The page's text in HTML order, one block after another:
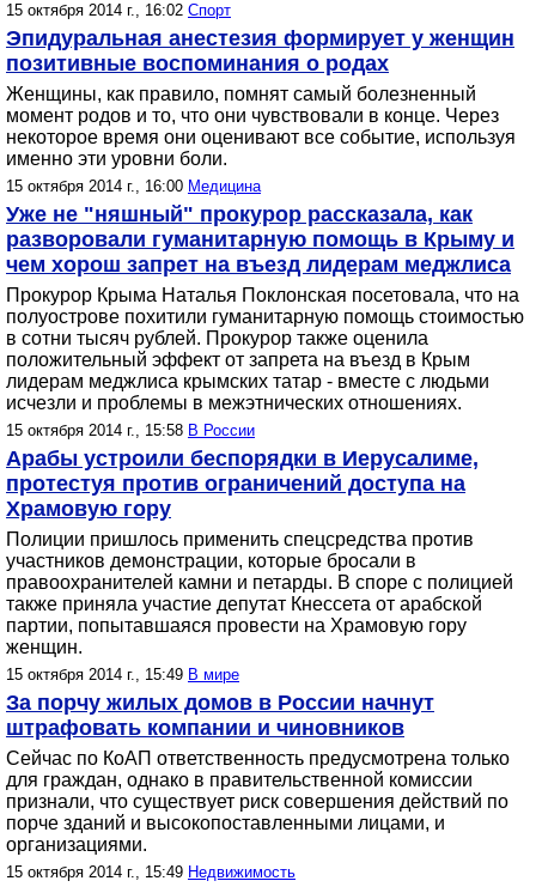
15 октября 2014 г., 16:02 Спорт
Эпидуральная анестезия формирует у женщин
позитивные воспоминания о родах
Женщины, как правило, помнят самый болезненный
момент родов и то, что они чувствовали в конце. Через
некоторое время они оценивают все событие, используя
именно эти уровни боли.
15 октября 2014 г., 16:00 Медицина
Уже не "няшный" прокурор рассказала, как
разворовали гуманитарную помощь в Крыму и
чем хорош запрет на въезд лидерам меджлиса
Прокурор Крыма Наталья Поклонская посетовала, что на
полуострове похитили гуманитарную помощь стоимостью
в сотни тысяч рублей. Прокурор также оценила
положительный эффект от запрета на въезд в Крым
лидерам меджлиса крымских татар - вместе с людьми
исчезли и проблемы в межэтнических отношениях.
15 октября 2014 г., 15:58 В России
Арабы устроили беспорядки в Иерусалиме,
протестуя против ограничений доступа на
Храмовую гору
Полиции пришлось применить спецсредства против
участников демонстрации, которые бросали в
правоохранителей камни и петарды. В споре с полицией
также приняла участие депутат Кнессета от арабской
партии, попытавшаяся провести на Храмовую гору
женщин.
15 октября 2014 г., 15:49 В мире
За порчу жилых домов в России начнут
штрафовать компании и чиновников
Сейчас по КоАП ответственность предусмотрена только
для граждан, однако в правительственной комиссии
признали, что существует риск совершения действий по
порче зданий и высокопоставленными лицами, и
организациями.
15 октября 2014 г., 15:49 Недвижимость